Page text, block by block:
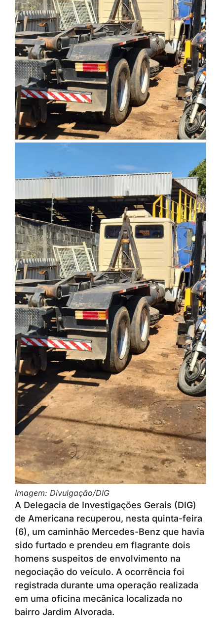
Imagem: Divulgação/DIG
A Delegacia de Investigações Gerais (DIG)
de Americana recuperou, nesta quinta-feira
(6), um caminhão Mercedes-Benz que havia
sido furtado e prendeu em flagrante dois
homens suspeitos de envolvimento na
negociação do veículo. A ocorrência foi
registrada durante uma operação realizada
em uma oficina mecânica localizada no
bairro Jardim Alvorada.